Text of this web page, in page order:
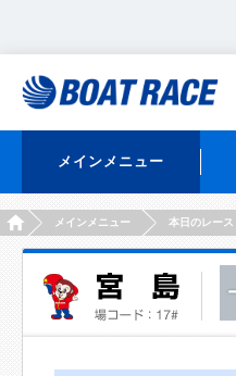
メインメニュー
HOMEメインメニュー 本日のレース